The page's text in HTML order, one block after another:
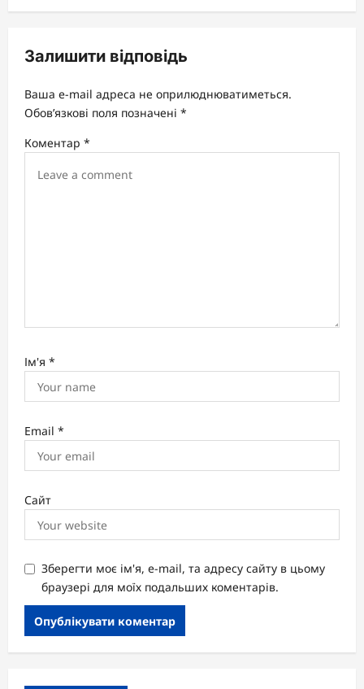
v
g
a
t
i
Залишити відповідь
Ваша e-mail адреса не оприлюднюватиметься.
Обов’язкові поля позначені *
Коментар *
Ім'я *
Email *
Сайт
Зберегти моє ім'я, e-mail, та адресу сайту в цьому
браузері для моїх подальших коментарів.